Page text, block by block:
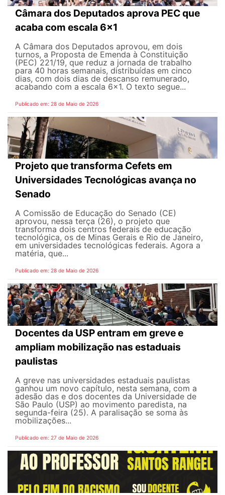
Câmara dos Deputados aprova PEC que
acaba com escala 6x1
A Câmara dos Deputados aprovou, em dois
turnos, a Proposta de Emenda à Constituição
(PEC) 221/19, que reduz a jornada de trabalho
para 40 horas semanais, distribuídas em cinco
dias, com dois dias de descanso remunerado,
acabando com a escala 6x1. O texto segue...
Publicado em: 28 de Maio de 2026
Projeto que transforma Cefets em
Universidades Tecnológicas avança no
Senado
A Comissão de Educação do Senado (CE)
aprovou, nessa terça (26), o projeto que
transforma dois centros federais de educação
tecnológica, os de Minas Gerais e Rio de Janeiro,
em universidades tecnológicas federais. Agora a
matéria, que...
Publicado em: 28 de Maio de 2026
Docentes da USP entram em greve e
ampliam mobilização nas estaduais
paulistas
A greve nas universidades estaduais paulistas
ganhou um novo capítulo, nesta semana, com a
adesão das e dos docentes da Universidade de
São Paulo (USP) ao movimento paredista, na
segunda-feira (25). A paralisação se soma às
mobilizações...
Publicado em: 27 de Maio de 2026